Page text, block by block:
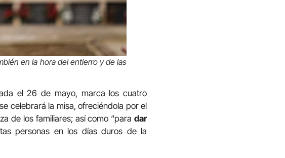
en la hora del entierro y de las
el 26 de mayo, marca los cuatro
celebrará la misa, ofreciéndola por el
de los familiares; así como “para dar
personas en los días duros de la